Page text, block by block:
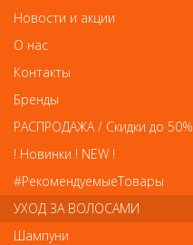
SEO
Новости и акции
О нас
Контакты
Бренды
РАСПРОДАЖА / Скидки до 50%
! Новинки ! NEW !
#РекомендуемыеТовары
УХОД ЗА ВОЛОСАМИ
Шампуни